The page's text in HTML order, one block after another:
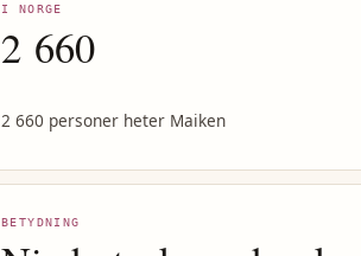
I NORGE
2 660
2 660 personer heter Maiken
BETYDNING